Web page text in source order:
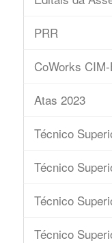
PRR
CoWorks
Atas 2023
Técnico
Técnico
Técnico
Técnico